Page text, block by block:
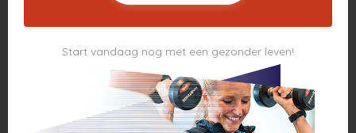
Zoeken
Start vandaag nog met een gezonder leven!